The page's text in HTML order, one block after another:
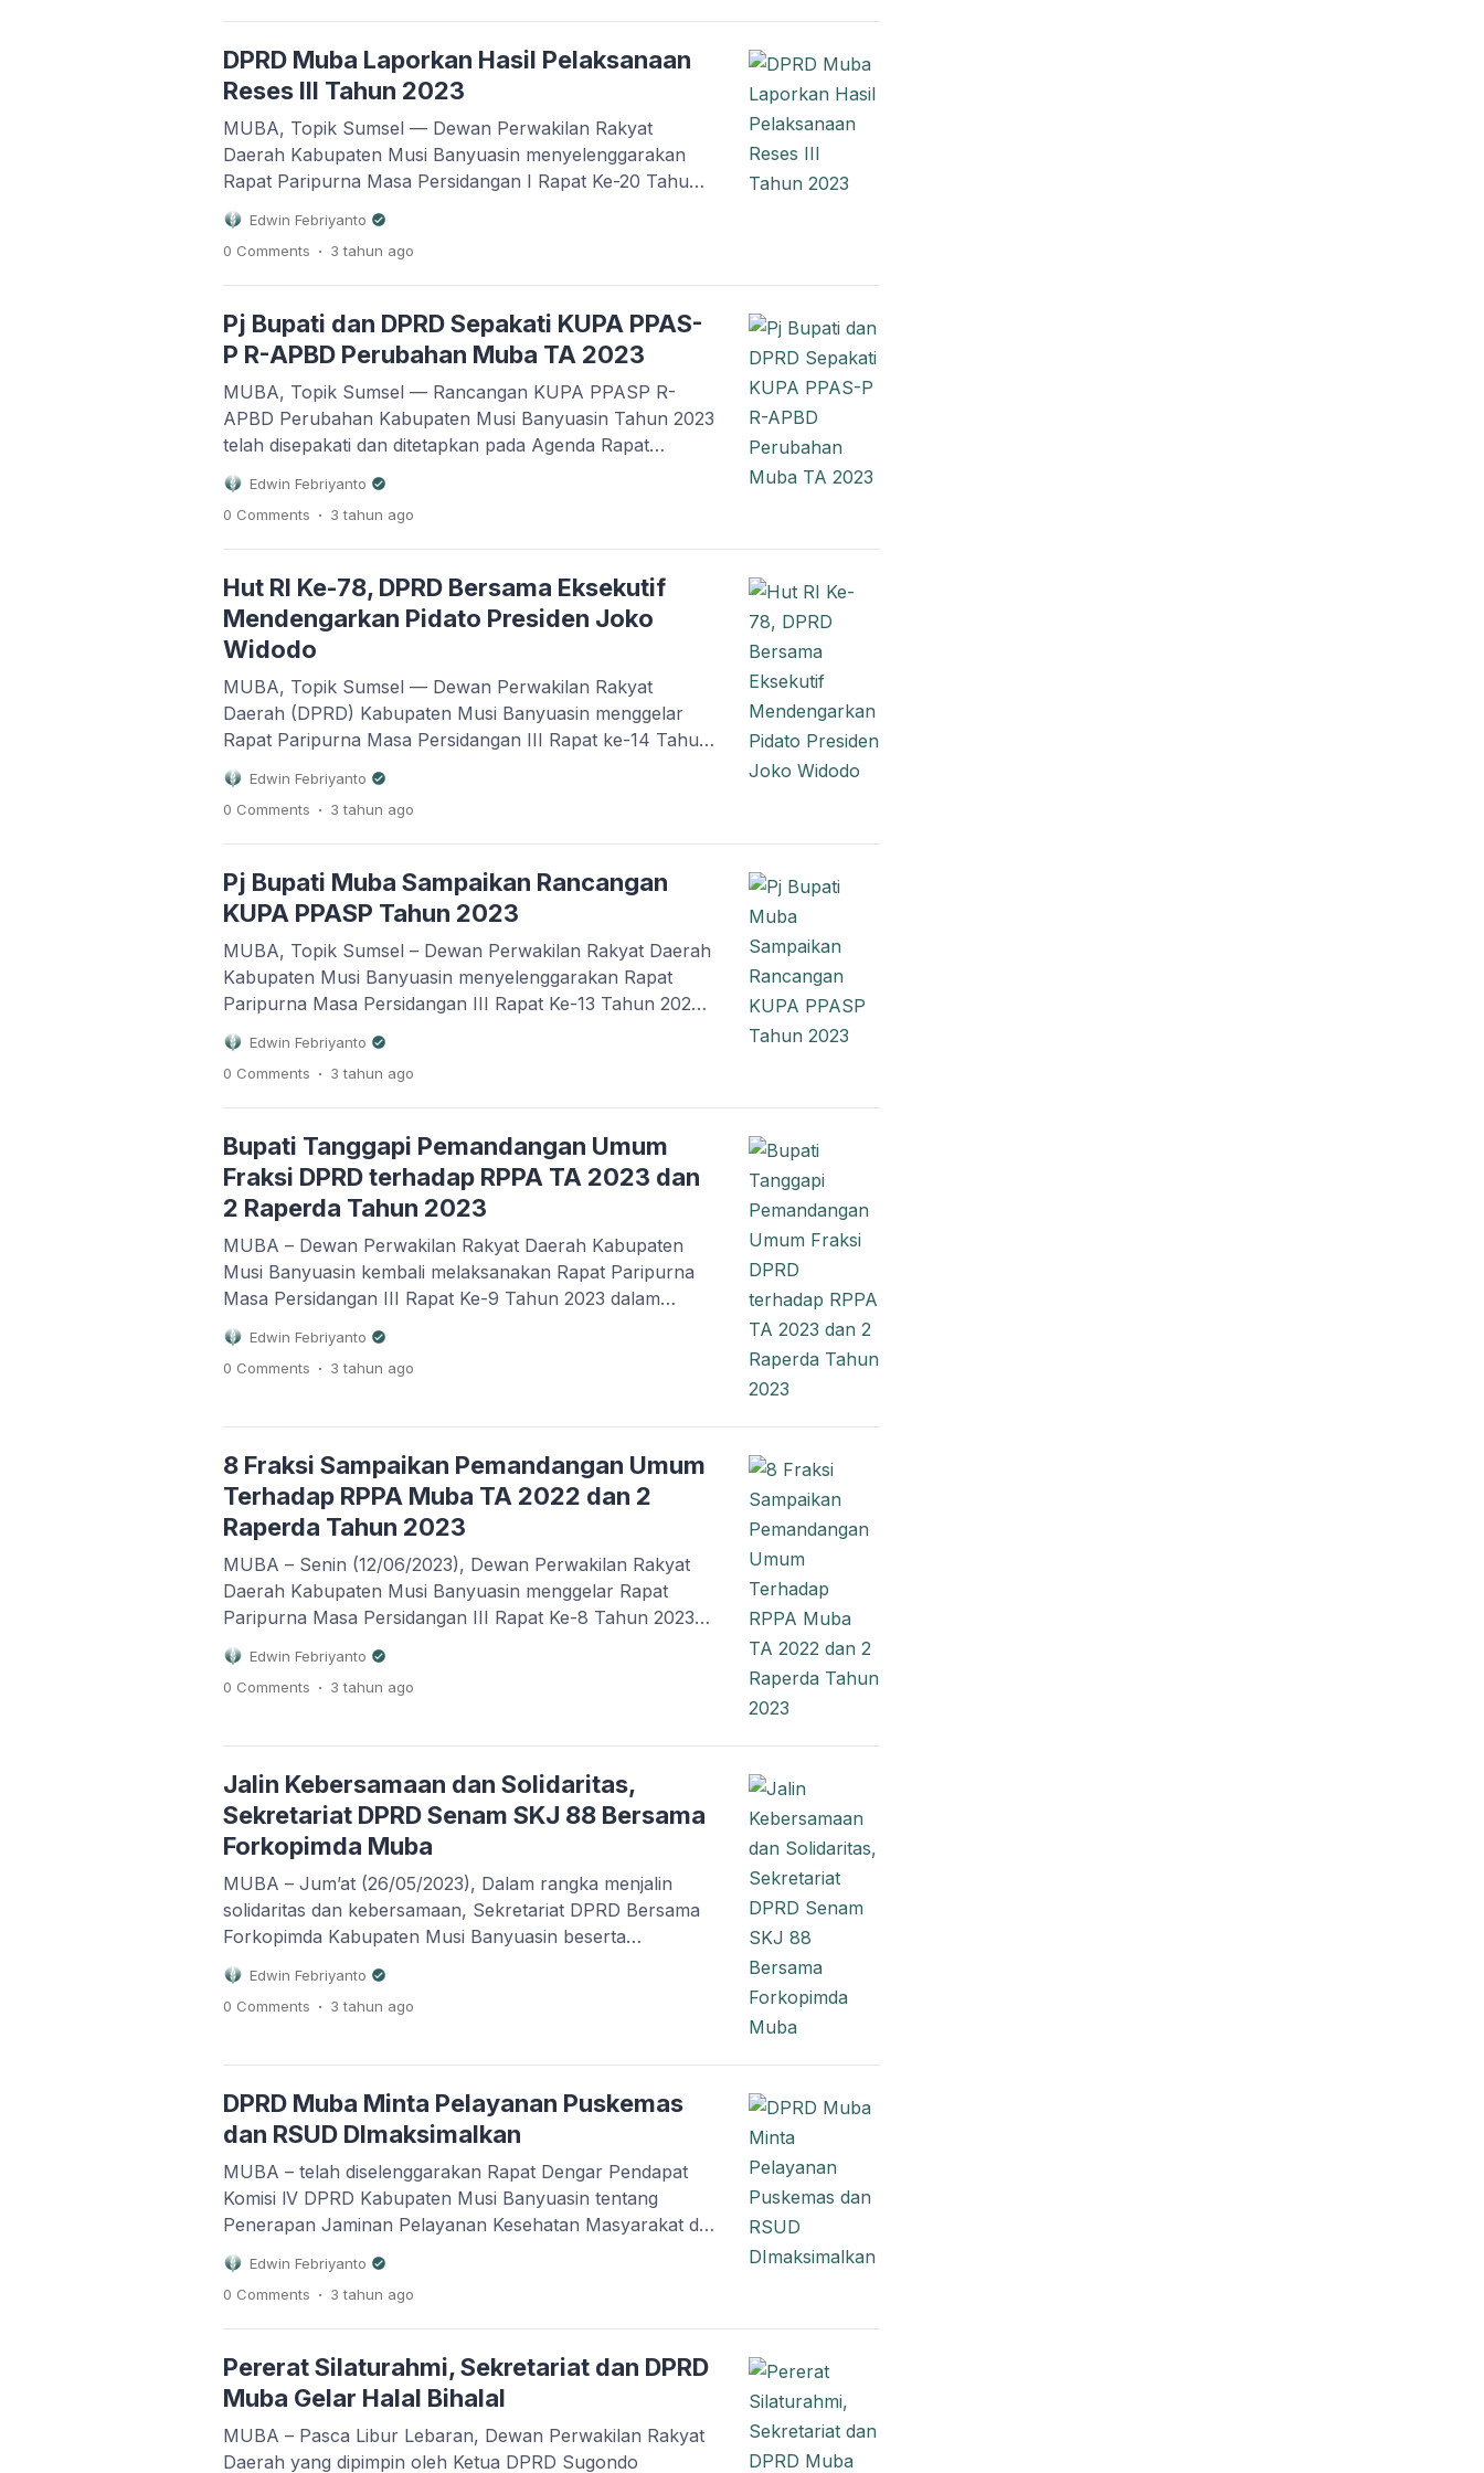
Banyuasin, Kamis (28/09/2023). Peringatan Hari Jadi
Kabupaten Musi Banyuasin yang berlangsung di ruang
[…]
DPRD Muba Laporkan Hasil Pelaksanaan
Reses III Tahun 2023
MUBA, Topik Sumsel — Dewan Perwakilan Rakyat
Daerah Kabupaten Musi Banyuasin menyelenggarakan
Rapat Paripurna Masa Persidangan I Rapat Ke-20 Tahun
2023 dalam rangka Penyampaian Hasil Pelaksanaan
Reses III DPRD Kabupaten Musi Banyuasin Tahun 2023
diruang Rapat Paripurna DPRD Kabupaten Musi
Banyuasin, Senin (11/09/2023) Sore. Rapat tersebut
dipimpin oleh Ketua DPRD H. Sugondo didampingi Wakil
Ketua […]
Edwin Febriyanto
0 Comments . 3 tahun ago
Pj Bupati dan DPRD Sepakati KUPA PPAS-
P R-APBD Perubahan Muba TA 2023
MUBA, Topik Sumsel — Rancangan KUPA PPASP R-
APBD Perubahan Kabupaten Musi Banyuasin Tahun 2023
telah disepakati dan ditetapkan pada Agenda Rapat
Paripurna Masa Persidangan III Rapat Ke-15 Tahun 2023
dalam rangka Penandatanganan Nota Kesepakatan antara
Pj. Bupati dan Pimpinan DPRD Kabupaten Musi Banyuasin
terhadap Rancangan Kebijakan Umum Perubahan APBD
(KUPA) dan Prioritas & Plafon Anggaran […]
Edwin Febriyanto
0 Comments . 3 tahun ago
Hut RI Ke-78, DPRD Bersama Eksekutif
Mendengarkan Pidato Presiden Joko
Widodo
MUBA, Topik Sumsel — Dewan Perwakilan Rakyat
Daerah (DPRD) Kabupaten Musi Banyuasin menggelar
Rapat Paripurna Masa Persidangan III Rapat ke-14 Tahun
2023 dalam rangka mendengarkan Pidato Kenegaraan
Presiden Republik Indonesia dalam rangka HUT
Kemerdekaan RI ke-78 Tahun 2023 bertempat di ruang
Rapat Paripurna DPRD Kabupaten Musi Banyuasin, Rabu
(16/08/2023) Pagi. Dalam Sidang Paripurna ini hadir […]
Edwin Febriyanto
0 Comments . 3 tahun ago
Pj Bupati Muba Sampaikan Rancangan
KUPA PPASP Tahun 2023
MUBA, Topik Sumsel – Dewan Perwakilan Rakyat Daerah
Kabupaten Musi Banyuasin menyelenggarakan Rapat
Paripurna Masa Persidangan III Rapat Ke-13 Tahun 2023
dalam rangka Penyampaian Rancangan Kebijakan Umum
Perubahan APBD (KUPA) dan Prioritas & Plafon
Anggaran Sementara Perubahan (PPASP) Kabupaten
Musi Banyuasin Tahun Anggaran 2023 di ruang Rapat
Paripurna DPRD Kabupaten Musi Banyuasin, Senin
(14/08/2023) Pagi. […]
Edwin Febriyanto
0 Comments . 3 tahun ago
Bupati Tanggapi Pemandangan Umum
Fraksi DPRD terhadap RPPA TA 2023 dan
2 Raperda Tahun 2023
MUBA – Dewan Perwakilan Rakyat Daerah Kabupaten
Musi Banyuasin kembali melaksanakan Rapat Paripurna
Masa Persidangan III Rapat Ke-9 Tahun 2023 dalam
rangka tanggapan/jawaban Pj. Bupati Musi Banyuasin
terhadap Pemandangan Umum Fraksi-fraksi DPRD
Kabupaten Musi Banyuasin dan tanggapan/jawaban
Musi Banyuasin bertempat di ruang rapat Paripurna
DPRD Kabupaten Musi […]
Edwin Febriyanto
0 Comments . 3 tahun ago
8 Fraksi Sampaikan Pemandangan Umum
Terhadap RPPA Muba TA 2022 dan 2
Raperda Tahun 2023
MUBA – Senin (12/06/2023), Dewan Perwakilan Rakyat
Daerah Kabupaten Musi Banyuasin menggelar Rapat
Paripurna Masa Persidangan III Rapat Ke-8 Tahun 2023
dalam rangka Pemandangan Umum Fraksi-fraksi DPRD
terhadap Raperda tentang Pertanggungjawaban
Pelaksanaan APBD Kabupaten Musi Banyuasin Tahun
Banyuasin Tahun 2023 dan Pendapat Pj. Bupati Musi
Banyuasin terhadap […]
Edwin Febriyanto
0 Comments . 3 tahun ago
Jalin Kebersamaan dan Solidaritas,
Sekretariat DPRD Senam SKJ 88 Bersama
Forkopimda Muba
MUBA – Jum’at (26/05/2023), Dalam rangka menjalin
solidaritas dan kebersamaan, Sekretariat DPRD Bersama
Forkopimda Kabupaten Musi Banyuasin beserta
Jajarannya melaksanakan Senam Kebugaran Jasmani 88
di Halaman Kantor Sekretariat DPRD Kabupaten Musi
Banyuasin. Senam Sehat tersebut diikuti oleh Wakil Ketua
ARM Dede Sudrajat SH beserta Jajarannya, Kapolres
Musi […]
Edwin Febriyanto
0 Comments . 3 tahun ago
DPRD Muba Minta Pelayanan Puskemas
dan RSUD DImaksimalkan
MUBA – telah diselenggarakan Rapat Dengar Pendapat
Komisi lV DPRD Kabupaten Musi Banyuasin tentang
Penerapan Jaminan Pelayanan Kesehatan Masyarakat di
RSUD pada Hari Senin (08/05/2023). Rapat yang
berlangsung di ruang Rapat Komisi IV DPRD ini dipimpin
oleh Ketua Komisi lV DPRD Edi Hariyanto dan Wakil Ketua
Komisi IV DPRD H. Ahmadi,S.E, di hadiri Wakil Ketua […]
Edwin Febriyanto
0 Comments . 3 tahun ago
Pererat Silaturahmi, Sekretariat dan DPRD
Muba Gelar Halal Bihalal
MUBA – Pasca Libur Lebaran, Dewan Perwakilan Rakyat
Daerah yang dipimpin oleh Ketua DPRD Sugondo